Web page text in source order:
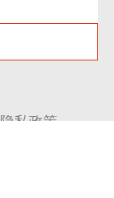
隐私政策